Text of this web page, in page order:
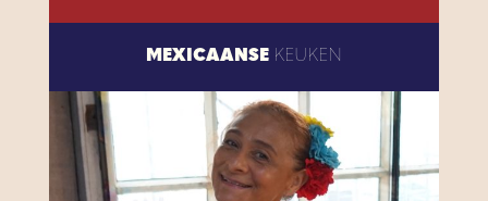
MEXICAANSE KEUKEN